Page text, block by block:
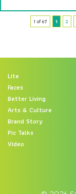
1 of 67 1 2
Lite
Faces
Better Living
Arts & Culture
Brand Story
Pic Talks
Video